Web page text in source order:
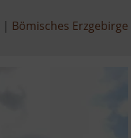
Bömisches Erzgebirge